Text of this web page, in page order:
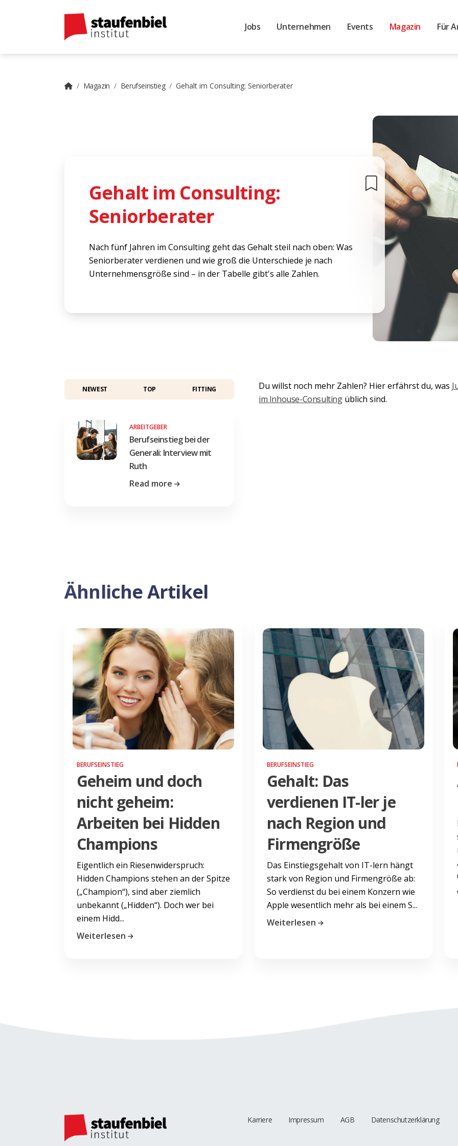
Jobs Unternehmen Events Magazin Für
Magazin Berufseinstieg Gehalt im Consulting: Seniorberater
Gehalt im Consulting:
Seniorberater
Nach fünf Jahren im Consulting geht das Gehalt steil nach oben: Was
Seniorberater verdienen und wie groß die Unterschiede je nach
Unternehmensgröße sind – in der Tabelle gibt's alle Zahlen.
NEWEST TOP FITTING
ARBEITGEBER
Berufseinstieg bei der
Generali: Interview mit
Ruth
Read more
Du willst noch mehr Zahlen? Hier erfährst du, was
im Inhouse-Consultingüblich sind.
Ähnliche Artikel
BERUFSEINSTIEG
Geheim und doch
nicht geheim:
Arbeiten bei Hidden
Champions
Eigentlich ein Riesenwiderspruch:
Hidden Champions stehen an der Spitze
(„Champion“), sind aber ziemlich
unbekannt („Hidden“). Doch wer bei
einem Hidd...
Weiterlesen
BERUFSEINSTIEG
Gehalt: Das
verdienen IT-ler je
nach Region und
Firmengröße
Das Einstiegsgehalt von IT-lern hängt
stark von Region und Firmengröße ab:
So verdienst du bei einem Konzern wie
Apple wesentlich mehr als bei einem S...
Weiterlesen
Karriere Impressum AGB Datenschutzerklärung